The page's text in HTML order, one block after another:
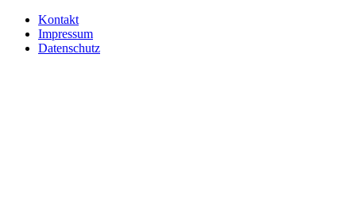
Kontakt
Impressum
Datenschutz